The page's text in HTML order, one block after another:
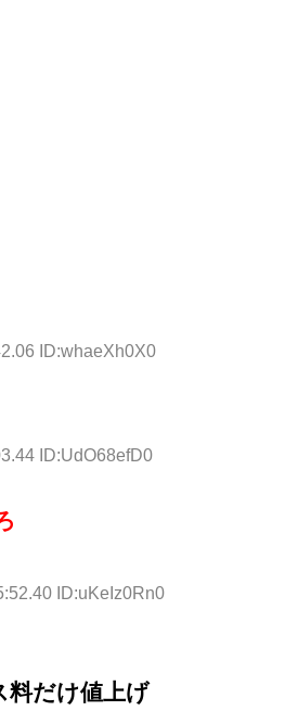
ID:whaeXh0X0
ID:UdO68efD0
ID:uKeIz0Rn0
料だけ値上げ